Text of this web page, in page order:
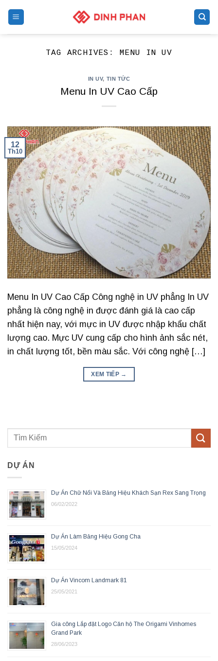
TAG ARCHIVES: MENU IN UV
IN UV, TIN TỨC
Menu In UV Cao Cấp
12
Th10
Menu In UV Cao Cấp Công nghệ in UV phẳng In UV
phẳng là công nghệ in được đánh giá là cao cấp
nhất hiện nay, với mực in UV được nhập khẩu chất
lượng cao. Mực UV cung cấp cho hình ảnh sắc nét,
in chất lượng tốt, bền màu sắc. Với công nghệ […]
XEM TIẾP →
DỰ ÁN
Dự Án Chữ Nổi Và Bảng Hiệu Khách Sạn Rex Sang Trọng
06/02/2022
Dự Án Làm Bảng Hiệu Gong Cha
15/05/2024
Dự Án Vincom Landmark 81
25/05/2021
Gia công Lắp đặt Logo Căn hộ The Origami Vinhomes
Grand Park
28/06/2023